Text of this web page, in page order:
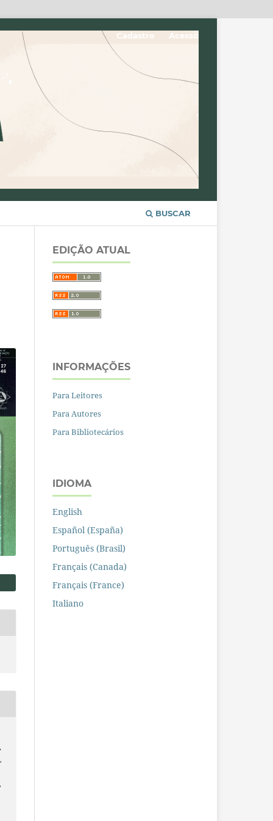
BUSCAR
Cadastro Acesso
,
EDIÇÃO ATUAL
INFORMAÇÕES
Para Leitores
Para Autores
Para Bibliotecários
IDIOMA
English
Español (España)
Português (Brasil)
Français (Canada)
Français (France)
Italiano